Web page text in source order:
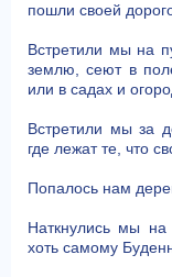
пошли своей
Встретили мы на
землю, сеют в
или в садах и
Встретили мы за
где лежат те, что
Попалось нам
Наткнулись мы
хоть самому